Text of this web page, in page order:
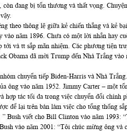
đang bị tổn thương và thất vọng.
theo thông lệ giữa kẻ chiến thắng và kẻ
năm 1896. Chưa có một lời nhắn hay
tới và tt sắp mãn nhiệm. Các phương tiện
Obama đã mời Trump đến Nhà Trắng
chuyển tiếp Biden-Harris và Nhà
ông vào năm 1952. Jimmy Carter –
hợp tác tối đa trong việc chuyển đổi chính
để lại trên bàn làm việc cho tổng thống
Bush viết cho Bill Clinton vào năm 1993:
vào năm 2001: “Tôi chúc mừng ông và